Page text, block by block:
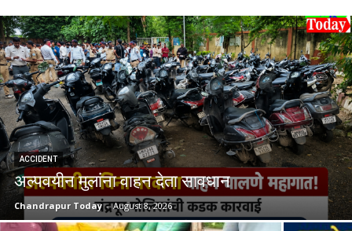
ACCIDENT
अल्पवयीन मुलांना वाहन देता सावधान
Chandrapur Today - August 8, 2026